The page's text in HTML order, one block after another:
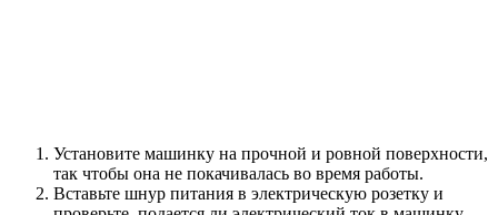
Установите машинку на прочной и ровной поверхности,
так чтобы она не покачивалась во время работы.
Вставьте шнур питания в электрическую розетку и